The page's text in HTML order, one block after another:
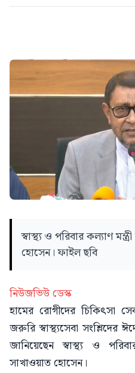
স্বাস্থ্য ও পরিবার কল্যাণ
হোসেন। ফাইল ছবি
নিউজভিউ ডেস্ক
হামের রোগীদের চিকিৎসা
জরুরি স্বাস্থ্যসেবা সংশ্লিদের
জানিয়েছেন স্বাস্থ্য ও
সাখাওয়াত হোসেন।